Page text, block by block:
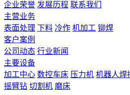
企业荣誉 发展历程 联系我们
主营业务
表面处理 下料 冷作 机加工 铆焊
客户案例
公司动态 行业新闻
主要设备
加工中心 数控车床 压力机 机器人焊
摇臂钻 切割机 磨床